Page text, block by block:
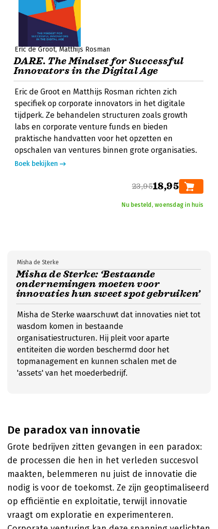
Eric de Groot Matthijs Rosman
DARE. The Mindset for Successful
Innovators in the Digital Age
Eric de Groot en Matthijs Rosman richten zich
specifiek op corporate innovators in het digitale
tijdperk. Ze behandelen structuren zoals growth
labs en corporate venture funds en bieden
praktische handvatten voor het opzetten en
opschalen van ventures binnen grote organisaties.
Boek bekijken
23,9518,95
Nu besteld, woensdag in huis
Misha de Sterke: ‘Bestaande
ondernemingen moeten voor
innovaties hun sweet spot gebruiken’
Misha de Sterke
Misha de Sterke waarschuwt dat innovaties niet tot
wasdom komen in bestaande
organisatiestructuren. Hij pleit voor aparte
entiteiten die worden beschermd door het
topmanagement en kunnen schalen met de
'assets' van het moederbedrijf.
De paradox van innovatie
Grote bedrijven zitten gevangen in een paradox:
de processen die hen in het verleden succesvol
maakten, belemmeren nu juist de innovatie die
nodig is voor de toekomst. Ze zijn geoptimaliseerd
op efficiëntie en exploitatie, terwijl innovatie
vraagt om exploratie en experimenteren.